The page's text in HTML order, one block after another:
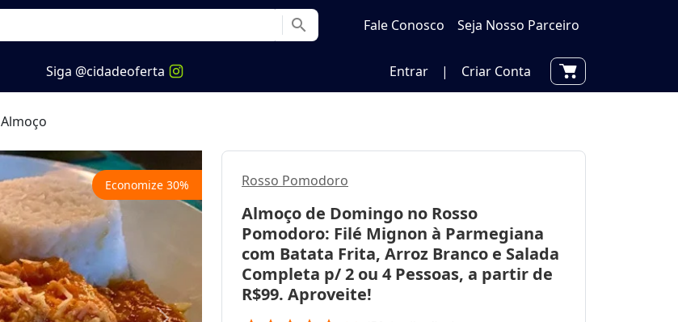
search Fale Conosco Seja Nosso Parceiro
Siga @cidadeoferta Entrar | Criar Conta
Almoço
Economize 30% Rosso Pomodoro
Almoço de Domingo no Rosso
Pomodoro: Filé Mignon à Parmegiana
com Batata Frita, Arroz Branco e Salada
Completa p/ 2 ou 4 Pessoas, a partir de
R$99. Aproveite!